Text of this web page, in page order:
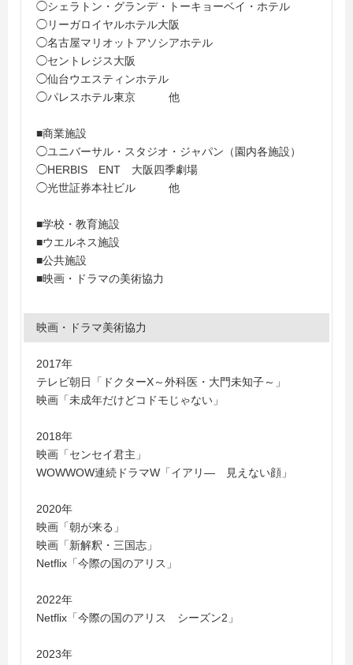
◯シェラトン・グランデ・トーキョーベイ・ホテル
◯リーガロイヤルホテル大阪
◯名古屋マリオットアソシアホテル
◯セントレジス大阪
◯仙台ウエスティンホテル
◯パレスホテル東京 他
■商業施設
◯ユニバーサル・スタジオ・ジャパン（園内各施設）
◯HERBIS ENT 大阪四季劇場
◯光世証券本社ビル 他
■学校・教育施設
■ウエルネス施設
■公共施設
■映画・ドラマの美術協力
映画・ドラマ美術協力
2017年
テレビ朝日「ドクターX～外科医・大門未知子～」
映画「未成年だけどコドモじゃない」
2018年
映画「センセイ君主」
WOWWOW連続ドラマW「イアリ― 見えない顔」
2020年
映画「朝が来る」
映画「新解釈・三国志」
Netflix「今際の国のアリス」
2022年
Netflix「今際の国のアリス シーズン2」
2023年